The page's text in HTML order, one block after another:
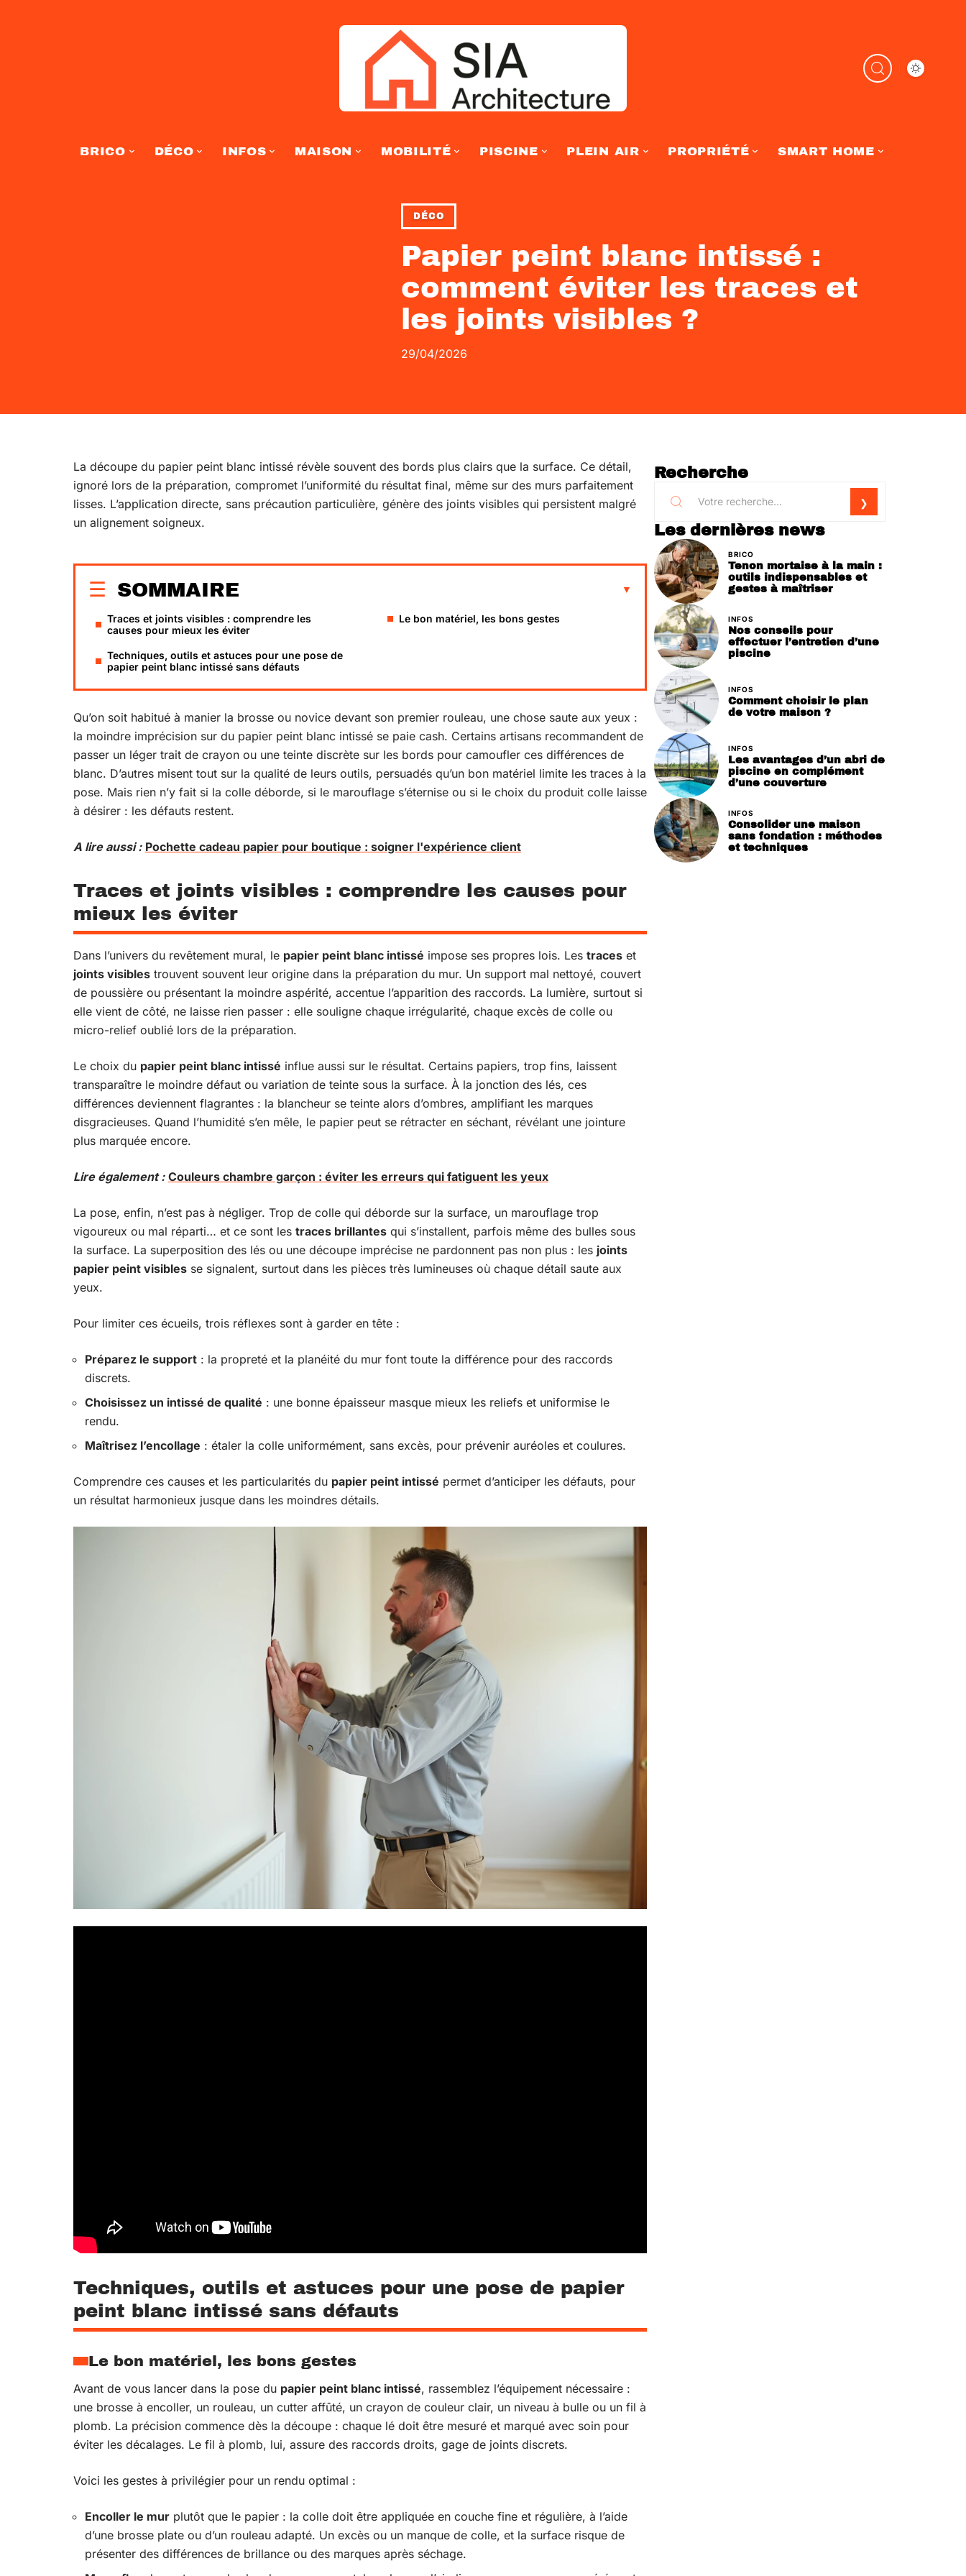
BRICO DÉCO INFOS MAISON MOBILITÉ PISCINE PLEIN AIR PROPRIÉTÉ SMART HOME
DÉCO
Papier peint blanc intissé :
comment éviter les traces et
les joints visibles ?
29/04/2026
La découpe du papier peint blanc intissé révèle souvent des bords plus clairs que la surface. Ce détail,
ignoré lors de la préparation, compromet l’uniformité du résultat final, même sur des murs parfaitement
lisses. L’application directe, sans précaution particulière, génère des joints visibles qui persistent malgré
un alignement soigneux.
SOMMAIRE
Traces et joints visibles : comprendre les
causes pour mieux les éviter
Techniques, outils et astuces pour une pose de
papier peint blanc intissé sans défauts
Le bon matériel, les bons gestes
Qu’on soit habitué à manier la brosse ou novice devant son premier rouleau, une chose saute aux yeux :
la moindre imprécision sur du papier peint blanc intissé se paie cash. Certains artisans recommandent de
passer un léger trait de crayon ou une teinte discrète sur les bords pour camoufler ces différences de
blanc. D’autres misent tout sur la qualité de leurs outils, persuadés qu’un bon matériel limite les traces à la
pose. Mais rien n’y fait si la colle déborde, si le marouflage s’éternise ou si le choix du produit colle laisse
à désirer : les défauts restent.
A lire aussi : Pochette cadeau papier pour boutique : soigner l'expérience client
Traces et joints visibles : comprendre les causes pour
mieux les éviter
Dans l’univers du revêtement mural, le papier peint blanc intissé impose ses propres lois. Les traces et
joints visibles trouvent souvent leur origine dans la préparation du mur. Un support mal nettoyé, couvert
de poussière ou présentant la moindre aspérité, accentue l’apparition des raccords. La lumière, surtout si
elle vient de côté, ne laisse rien passer : elle souligne chaque irrégularité, chaque excès de colle ou
micro-relief oublié lors de la préparation.
Le choix du papier peint blanc intissé influe aussi sur le résultat. Certains papiers, trop fins, laissent
transparaître le moindre défaut ou variation de teinte sous la surface. À la jonction des lés, ces
différences deviennent flagrantes : la blancheur se teinte alors d’ombres, amplifiant les marques
disgracieuses. Quand l’humidité s’en mêle, le papier peut se rétracter en séchant, révélant une jointure
plus marquée encore.
Lire également : Couleurs chambre garçon : éviter les erreurs qui fatiguent les yeux
La pose, enfin, n’est pas à négliger. Trop de colle qui déborde sur la surface, un marouflage trop
vigoureux ou mal réparti… et ce sont les traces brillantes qui s’installent, parfois même des bulles sous
la surface. La superposition des lés ou une découpe imprécise ne pardonnent pas non plus : les joints
papier peint visibles se signalent, surtout dans les pièces très lumineuses où chaque détail saute aux
yeux.
Pour limiter ces écueils, trois réflexes sont à garder en tête :
Préparez le support : la propreté et la planéité du mur font toute la différence pour des raccords
discrets.
Choisissez un intissé de qualité : une bonne épaisseur masque mieux les reliefs et uniformise le
rendu.
Maîtrisez l’encollage : étaler la colle uniformément, sans excès, pour prévenir auréoles et coulures.
Comprendre ces causes et les particularités du papier peint intissé permet d’anticiper les défauts, pour
un résultat harmonieux jusque dans les moindres détails.
Techniques, outils et astuces pour une pose de papier
peint blanc intissé sans défauts
Le bon matériel, les bons gestes
Avant de vous lancer dans la pose du papier peint blanc intissé, rassemblez l’équipement nécessaire :
une brosse à encoller, un rouleau, un cutter affûté, un crayon de couleur clair, un niveau à bulle ou un fil à
plomb. La précision commence dès la découpe : chaque lé doit être mesuré et marqué avec soin pour
éviter les décalages. Le fil à plomb, lui, assure des raccords droits, gage de joints discrets.
Voici les gestes à privilégier pour un rendu optimal :
Encoller le mur plutôt que le papier : la colle doit être appliquée en couche fine et régulière, à l’aide
d’une brosse plate ou d’un rouleau adapté. Un excès ou un manque de colle, et la surface risque de
présenter des différences de brillance ou des marques après séchage.
Recherche
Les dernières news
BRICO
Tenon mortaise à la main :
outils indispensables et
gestes à maîtriser
INFOS
Nos conseils pour
effectuer l’entretien d’une
piscine
INFOS
Comment choisir le plan
de votre maison ?
INFOS
Les avantages d’un abri de
piscine en complément
d’une couverture
INFOS
Consolider une maison
sans fondation : méthodes
et techniques